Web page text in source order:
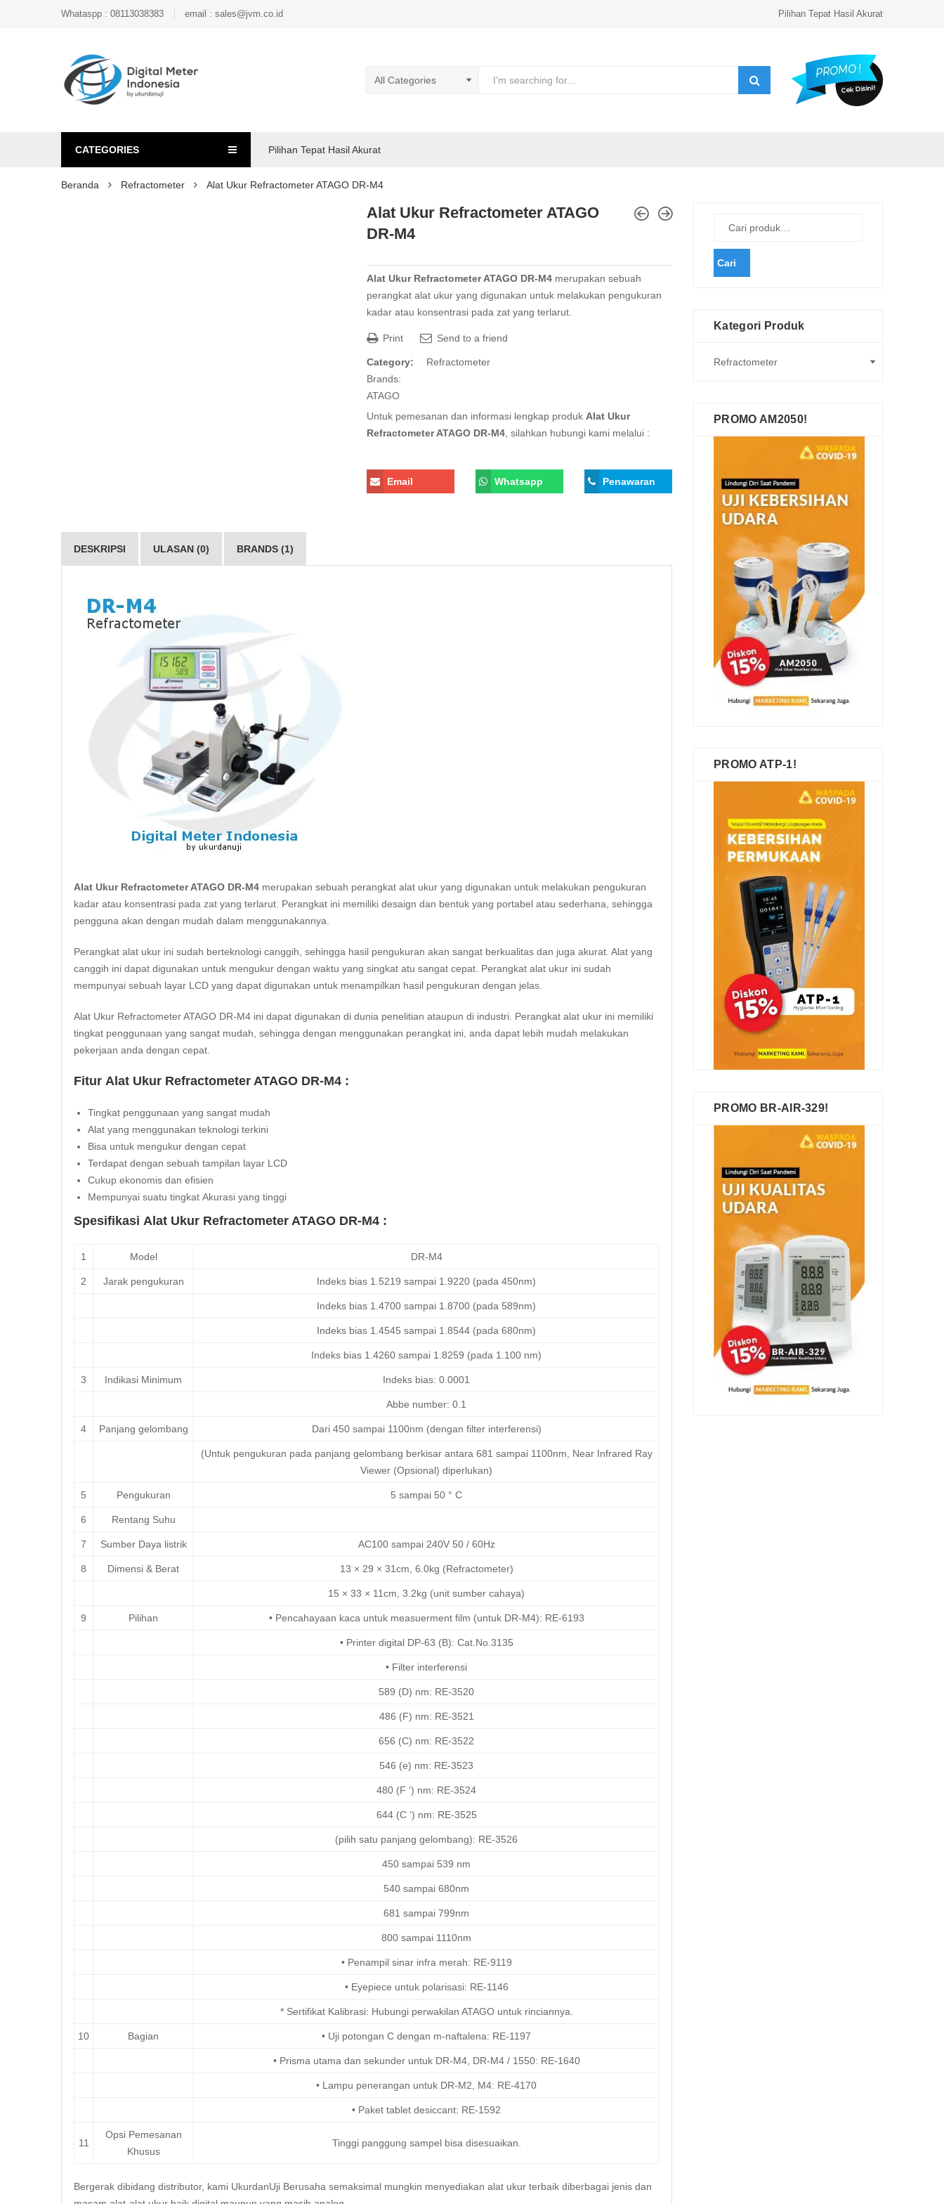
Whataspp : 08113038383 email : sales@jvm.co.id Pilihan Tepat Hasil Akurat
CATEGORIES Pilihan Tepat Hasil Akurat
Beranda Refractometer Alat Ukur Refractometer ATAGO DR-M4
Alat Ukur Refractometer ATAGO
DR-M4
Alat Ukur Refractometer ATAGO DR-M4 merupakan sebuah
perangkat alat ukur yang digunakan untuk melakukan pengukuran
kadar atau konsentrasi pada zat yang terlarut.
Print Send to a friend
Category:
Refractometer
Brands:
ATAGO
Untuk pemesanan dan informasi lengkap produk Alat Ukur
Refractometer ATAGO DR-M4 , silahkan hubungi kami melalui :
Email Whatsapp Penawaran
DESKRIPSI ULASAN (0) BRANDS (1)
Alat Ukur Refractometer ATAGO DR-M4 merupakan sebuah perangkat alat ukur yang digunakan untuk melakukan pengukuran
kadar atau konsentrasi pada zat yang terlarut. Perangkat ini memiliki desaign dan bentuk yang portabel atau sederhana, sehingga
pengguna akan dengan mudah dalam menggunakannya.
Perangkat alat ukur ini sudah berteknologi canggih, sehingga hasil pengukuran akan sangat berkualitas dan juga akurat. Alat yang
canggih ini dapat digunakan untuk mengukur dengan waktu yang singkat atu sangat cepat. Perangkat alat ukur ini sudah
mempunyai sebuah layar LCD yang dapat digunakan untuk menampilkan hasil pengukuran dengan jelas.
Alat Ukur Refractometer ATAGO DR-M4 ini dapat digunakan di dunia penelitian ataupun di industri. Perangkat alat ukur ini memiliki
tingkat penggunaan yang sangat mudah, sehingga dengan menggunakan perangkat ini, anda dapat lebih mudah melakukan
pekerjaan anda dengan cepat.
Fitur Alat Ukur Refractometer ATAGO DR-M4 :
Tingkat penggunaan yang sangat mudah
Alat yang menggunakan teknologi terkini
Bisa untuk mengukur dengan cepat
Terdapat dengan sebuah tampilan layar LCD
Cukup ekonomis dan efisien
Mempunyai suatu tingkat Akurasi yang tinggi
Spesifikasi Alat Ukur Refractometer ATAGO DR-M4 :
1 Model DR-M4
2 Jarak pengukuran Indeks bias 1.5219 sampai 1.9220 (pada 450nm)
Indeks bias 1.4700 sampai 1.8700 (pada 589nm)
Indeks bias 1.4545 sampai 1.8544 (pada 680nm)
Indeks bias 1.4260 sampai 1.8259 (pada 1.100 nm)
3 Indikasi Minimum Indeks bias: 0.0001
Abbe number: 0.1
4 Panjang gelombang Dari 450 sampai 1100nm (dengan filter interferensi)
(Untuk pengukuran pada panjang gelombang berkisar antara 681 sampai 1100nm, Near Infrared Ray
Viewer (Opsional) diperlukan)
5 Pengukuran 5 sampai 50 ° C
6 Rentang Suhu
7 Sumber Daya listrik AC100 sampai 240V 50 / 60Hz
8 Dimensi & Berat 13 × 29 × 31cm, 6.0kg (Refractometer)
15 × 33 × 11cm, 3.2kg (unit sumber cahaya)
9 Pilihan • Pencahayaan kaca untuk measuerment film (untuk DR-M4): RE-6193
• Printer digital DP-63 (B): Cat.No.3135
• Filter interferensi
589 (D) nm: RE-3520
486 (F) nm: RE-3521
656 (C) nm: RE-3522
546 (e) nm: RE-3523
480 (F ‘) nm: RE-3524
644 (C ‘) nm: RE-3525
(pilih satu panjang gelombang): RE-3526
450 sampai 539 nm
540 sampai 680nm
681 sampai 799nm
800 sampai 1110nm
• Penampil sinar infra merah: RE-9119
• Eyepiece untuk polarisasi: RE-1146
* Sertifikat Kalibrasi: Hubungi perwakilan ATAGO untuk rinciannya.
10 Bagian • Uji potongan C dengan m-naftalena: RE-1197
• Prisma utama dan sekunder untuk DR-M4, DR-M4 / 1550: RE-1640
• Lampu penerangan untuk DR-M2, M4: RE-4170
• Paket tablet desiccant: RE-1592
11
Opsi Pemesanan
Khusus
Tinggi panggung sampel bisa disesuaikan.
Bergerak dibidang distributor, kami UkurdanUji Berusaha semaksimal mungkin menyediakan alat ukur terbaik diberbagai jenis dan
Cari
Kategori Produk
PROMO AM2050!
PROMO ATP-1!
PROMO BR-AIR-329!